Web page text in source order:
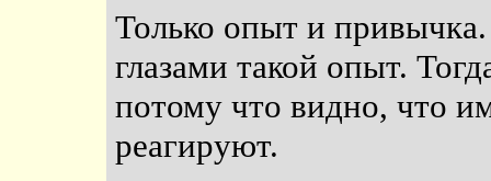
Только опыт и
глазами такой опыт.
потому что видно, что
реагируют.